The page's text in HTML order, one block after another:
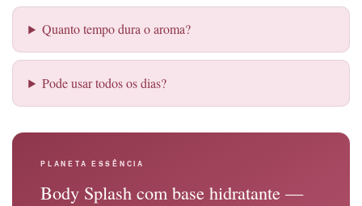
Quanto tempo dura o aroma?
Pode usar todos os dias?
PLANETA ESSÊNCIA
Body Splash com base hidratante —